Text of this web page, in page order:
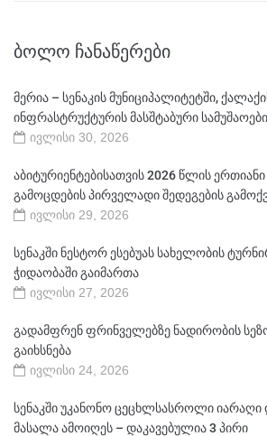
ᲑᲝᲚᲝ ᲩᲐᲜᲐᲬᲔᲠᲔᲑᲘ
მერია – სენაკის მუნიციპალიტეტში,
ინფრასტრუქტურის მასშტაბური
ივლისი 30, 2026
აბიტურიენტებისათვის 2026 წლის
გამოცდების პირველადი შედეგების
ივლისი 29, 2026
სენაკში ნესტორ ესებუას სახელობის
ჭიდაობაში გაიმართა
ივლისი 27, 2026
გადამფრენ ფრინველებზე ნადირობის
გაიხსნება
ივლისი 24, 2026
სენაკში უკანონო ცეცხლსასროლი
მასალა ამოიღეს – დაკავებულია 3 პირი